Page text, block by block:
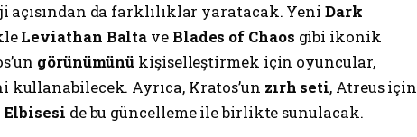
açısından da farklılıklar yaratacak. Yeni Dark
Leviathan Balta ve Blades of Chaos gibi ikonik
görünümünü kişiselleştirmek için oyuncular,
kullanabilecek. Ayrıca, Kratos’un zırh seti, Atreus için
Elbisesi de bu güncelleme ile birlikte sunulacak.